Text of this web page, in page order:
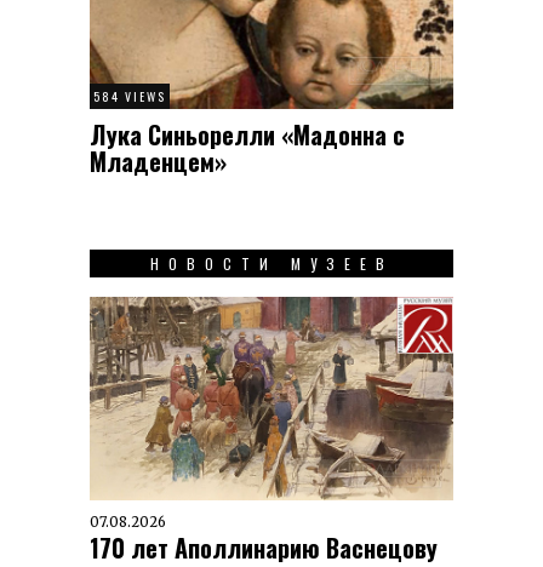
584 VIEWS
Лука Синьорелли «Мадонна с
Младенцем»
НОВОСТИ МУЗЕЕВ
07.08.2026
170 лет Аполлинарию Васнецову